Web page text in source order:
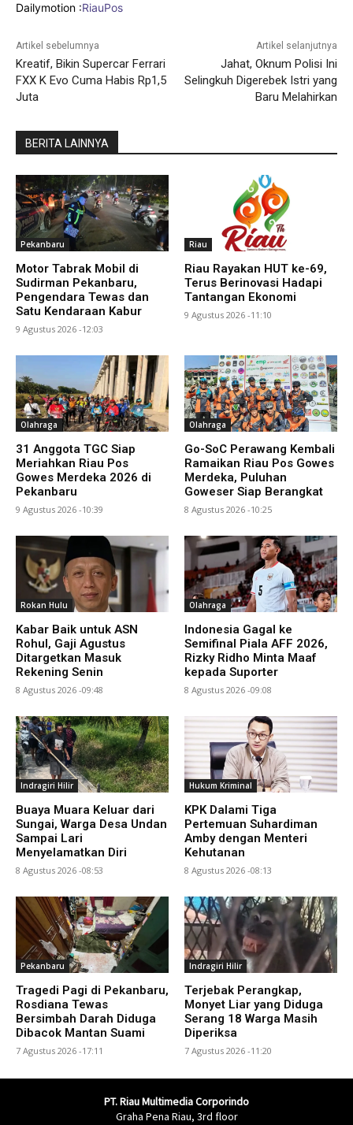
Dailymotion :RiauPos
Artikel sebelumnya
Kreatif, Bikin Supercar Ferrari
FXX K Evo Cuma Habis Rp1,5
Juta
Artikel selanjutnya
Jahat, Oknum Polisi Ini
Selingkuh Digerebek Istri yang
Baru Melahirkan
BERITA LAINNYA
Pekanbaru
Motor Tabrak Mobil di
Sudirman Pekanbaru,
Pengendara Tewas dan
Satu Kendaraan Kabur
9 Agustus 2026 -12:03
Riau
Riau Rayakan HUT ke-69,
Terus Berinovasi Hadapi
Tantangan Ekonomi
9 Agustus 2026 -11:10
Olahraga
31 Anggota TGC Siap
Meriahkan Riau Pos
Gowes Merdeka 2026 di
Pekanbaru
9 Agustus 2026 -10:39
Olahraga
Go-SoC Perawang Kembali
Ramaikan Riau Pos Gowes
Merdeka, Puluhan
Goweser Siap Berangkat
8 Agustus 2026 -10:25
Rokan Hulu
Kabar Baik untuk ASN
Rohul, Gaji Agustus
Ditargetkan Masuk
Rekening Senin
8 Agustus 2026 -09:48
Olahraga
Indonesia Gagal ke
Semifinal Piala AFF 2026,
Rizky Ridho Minta Maaf
kepada Suporter
8 Agustus 2026 -09:08
Indragiri Hilir
Buaya Muara Keluar dari
Sungai, Warga Desa Undan
Sampai Lari
Menyelamatkan Diri
8 Agustus 2026 -08:53
Hukum Kriminal
KPK Dalami Tiga
Pertemuan Suhardiman
Amby dengan Menteri
Kehutanan
8 Agustus 2026 -08:13
Pekanbaru
Tragedi Pagi di Pekanbaru,
Rosdiana Tewas
Bersimbah Darah Diduga
Dibacok Mantan Suami
7 Agustus 2026 -17:11
Indragiri Hilir
Terjebak Perangkap,
Monyet Liar yang Diduga
Serang 18 Warga Masih
Diperiksa
7 Agustus 2026 -11:20
PT. Riau Multimedia Corporindo
Graha Pena Riau, 3rd floor